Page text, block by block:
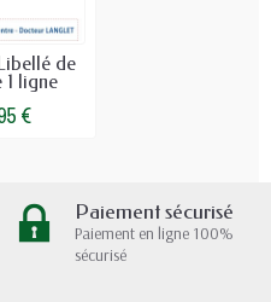
de
1 ligne
€
Paiement sécurisé
Paiement en ligne 100%
sécurisé